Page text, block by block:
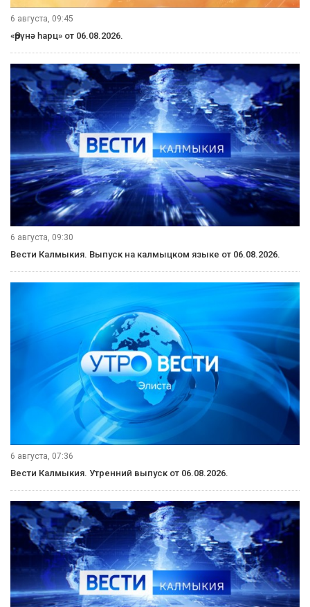
6 августа, 09:45
«Өрүнә һарц» от 06.08.2026.
6 августа, 09:30
Вести Калмыкия. Выпуск на калмыцком языке от 06.08.2026.
6 августа, 07:36
Вести Калмыкия. Утренний выпуск от 06.08.2026.